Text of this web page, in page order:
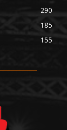
290
185
155